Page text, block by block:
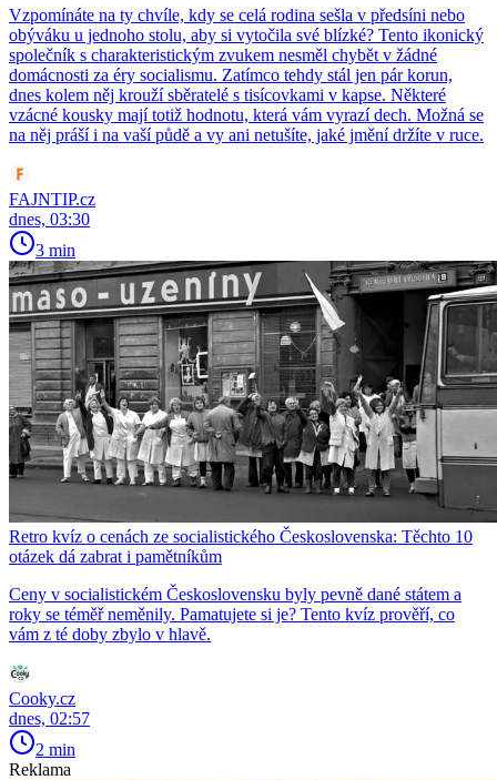
Vzpomínáte na ty chvíle, kdy se celá rodina sešla v předsíni nebo
obýváku u jednoho stolu, aby si vytočila své blízké? Tento ikonický
společník s charakteristickým zvukem nesměl chybět v žádné
domácnosti za éry socialismu. Zatímco tehdy stál jen pár korun,
dnes kolem něj krouží sběratelé s tisícovkami v kapse. Některé
vzácné kousky mají totiž hodnotu, která vám vyrazí dech. Možná se
na něj práší i na vaší půdě a vy ani netušíte, jaké jmění držíte v ruce.
FAJNTIP.cz
dnes, 03:30
3 min
Retro kvíz o cenách ze socialistického Československa: Těchto 10
otázek dá zabrat i pamětníkům
Ceny v socialistickém Československu byly pevně dané státem a
roky se téměř neměnily. Pamatujete si je? Tento kvíz prověří, co
vám z té doby zbylo v hlavě.
Cooky.cz
dnes, 02:57
2 min
Reklama